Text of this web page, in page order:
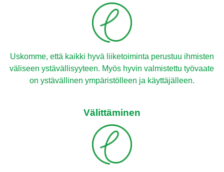
Uskomme, että kaikki hyvä liiketoiminta perustuu ihmisten
väliseen ystävällisyyteen. Myös hyvin valmistettu työvaate
on ystävällinen ympäristölleen ja käyttäjälleen.
Välittäminen